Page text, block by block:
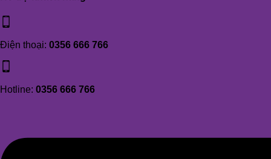
Điện thoại: 0356 666 766
Hotline: 0356 666 766